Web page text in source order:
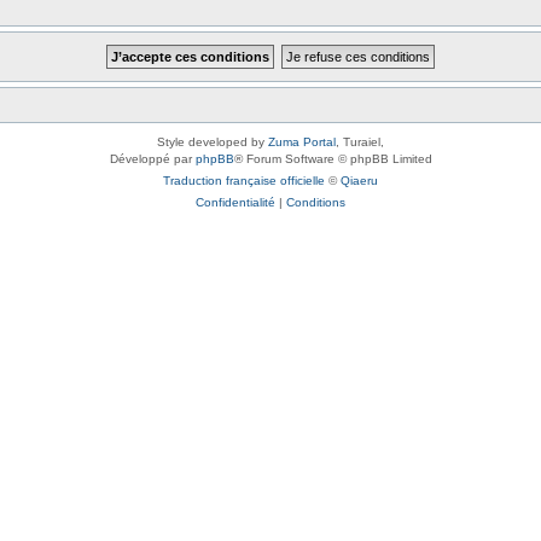
Style developed by Zuma Portal , Turaiel,
Développé parphpBB® Forum Software © phpBB Limited
Traduction française officielle ©Qiaeru
Confidentialité
Conditions